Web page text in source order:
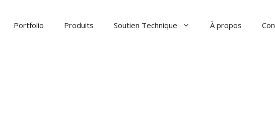
Portfolio Produits Soutien Technique À propos